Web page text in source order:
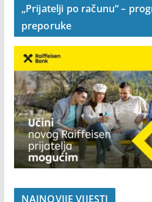
„Prijatelji po računu“ –
preporuke
NAJNOVIJE VIJESTI